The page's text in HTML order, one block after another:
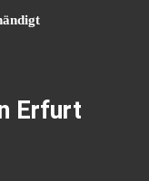
Erfurt